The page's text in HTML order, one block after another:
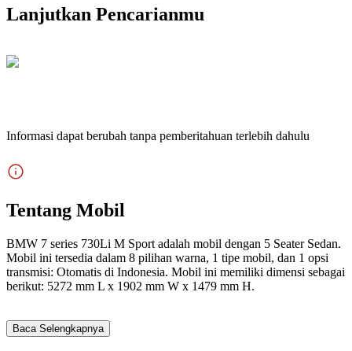
Lanjutkan Pencarianmu
Informasi dapat berubah tanpa pemberitahuan terlebih dahulu
Tentang Mobil
BMW 7 series 730Li M Sport adalah mobil dengan 5 Seater Sedan.
Mobil ini tersedia dalam 8 pilihan warna, 1 tipe mobil, dan 1 opsi
transmisi: Otomatis di Indonesia. Mobil ini memiliki dimensi sebagai
berikut: 5272 mm L x 1902 mm W x 1479 mm H.
Baca Selengkapnya